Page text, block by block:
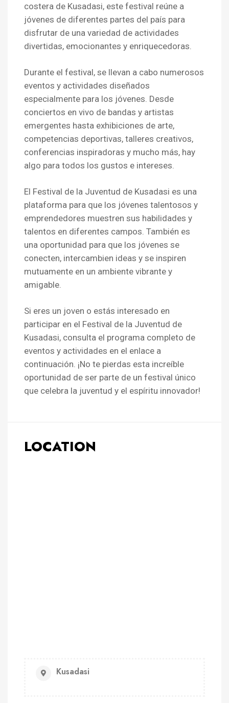
costera de Kusadasi, este festival reúne a
jóvenes de diferentes partes del país para
disfrutar de una variedad de actividades
divertidas, emocionantes y enriquecedoras.
Durante el festival, se llevan a cabo numerosos
eventos y actividades diseñados
especialmente para los jóvenes. Desde
conciertos en vivo de bandas y artistas
emergentes hasta exhibiciones de arte,
competencias deportivas, talleres creativos,
conferencias inspiradoras y mucho más, hay
algo para todos los gustos e intereses.
El Festival de la Juventud de Kusadasi es una
plataforma para que los jóvenes talentosos y
emprendedores muestren sus habilidades y
talentos en diferentes campos. También es
una oportunidad para que los jóvenes se
conecten, intercambien ideas y se inspiren
mutuamente en un ambiente vibrante y
amigable.
Si eres un joven o estás interesado en
participar en el Festival de la Juventud de
Kusadasi, consulta el programa completo de
eventos y actividades en el enlace a
continuación. ¡No te pierdas esta increíble
oportunidad de ser parte de un festival único
que celebra la juventud y el espíritu innovador!
LOCATION
Kusadasi